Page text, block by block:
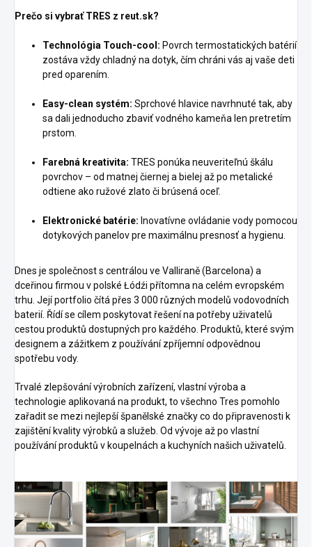
Prečo si vybrať TRES z reut.sk?
Technológia Touch-cool: Povrch termostatických batérií
zostáva vždy chladný na dotyk, čím chráni vás aj vaše deti
pred oparením.
Easy-clean systém: Sprchové hlavice navrhnuté tak, aby
sa dali jednoducho zbaviť vodného kameňa len pretretím
prstom.
Farebná kreativita: TRES ponúka neuveriteľnú škálu
povrchov – od matnej čiernej a bielej až po metalické
odtiene ako ružové zlato či brúsená oceľ.
Elektronické batérie: Inovatívne ovládanie vody pomocou
dotykových panelov pre maximálnu presnosť a hygienu.
Dnes je společnost s centrálou ve Valliraně (Barcelona) a
dceřinou firmou v polské Łódźi přítomna na celém evropském
trhu. Její portfolio čítá přes 3 000 různých modelů vodovodních
baterií. Řídí se cílem poskytovat řešení na potřeby uživatelů
cestou produktů dostupných pro každého. Produktů, které svým
designem a zážitkem z používání zpříjemní odpovědnou
spotřebu vody.
Trvalé zlepšování výrobních zařízení, vlastní výroba a
technologie aplikovaná na produkt, to všechno Tres pomohlo
zařadit se mezi nejlepší španělské značky co do připravenosti k
zajištění kvality výrobků a služeb. Od vývoje až po vlastní
používání produktů v koupelnách a kuchyních našich uživatelů.